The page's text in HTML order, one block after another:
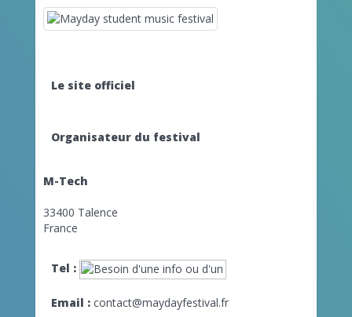
Le site officiel
Organisateur du festival
M-Tech
33400 Talence
France
Tel :
Email : contact@maydayfestival.fr